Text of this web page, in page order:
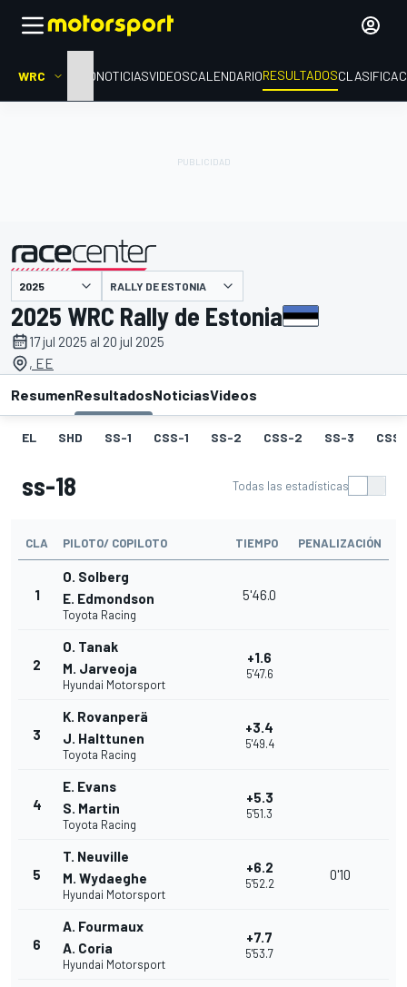
WRC INICIONOTICIASVIDEOSCALENDARIORESULTADOS
presentado por RALLY DE ESTONIA
2025 WRC Rally de Estonia
17 jul 2025 al 20 jul 2025
, EE
ResumenResultadosNoticiasVideos
EL SHD SS-1 CSS-1 SS-2 CSS-2 SS-3
ss-18 Todas las estadísticas
CLA PILOTO/ COPILOTO TIEMPO PENALIZACIÓN
1
O. Solberg
E. Edmondson
Toyota Racing
5'46.0
2
O. Tanak
M. Jarveoja
Hyundai Motorsport
+1.6
5'47.6
3
K. Rovanperä
J. Halttunen
Toyota Racing
+3.4
5'49.4
4
E. Evans
S. Martin
Toyota Racing
+5.3
5'51.3
5
T. Neuville
M. Wydaeghe
Hyundai Motorsport
+6.2
5'52.2
0'10
6
A. Fourmaux
A. Coria
Hyundai Motorsport
+7.7
5'53.7